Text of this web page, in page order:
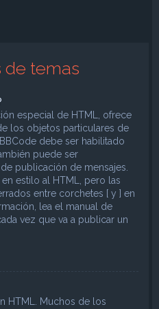
de temas
especial de HTML, ofrece
los objetos particulares de
debe ser habilitado
puede ser
publicación de mensajes.
estilo al HTML, pero las
entre corchetes [ y ] en
lea el manual de
vez que va a publicar un
HTML. Muchos de los